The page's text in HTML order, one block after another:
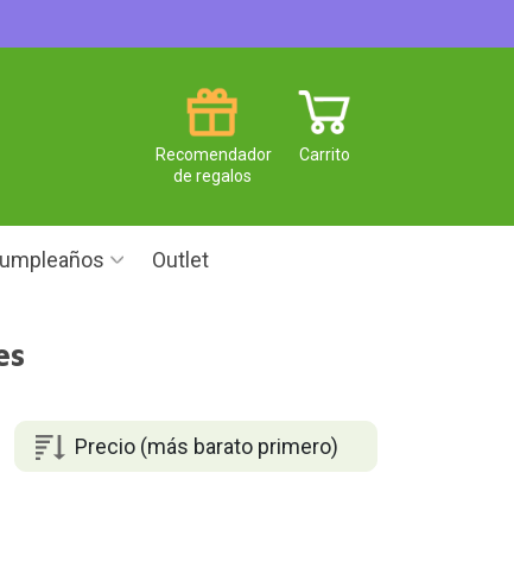
Carrito
Recomendador
de regalos
Outlet
Precio (más barato primero)